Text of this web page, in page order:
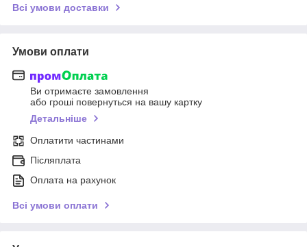
Всі умови доставки
Умови оплати
Ви отримаєте замовлення
або гроші повернуться на вашу картку
Детальніше
Оплатити частинами
Післяплата
Оплата на рахунок
Всі умови оплати